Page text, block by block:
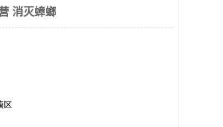
消灭蟑螂
区